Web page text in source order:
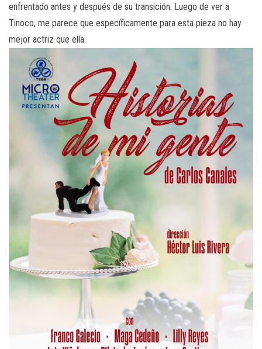
enfrentado antes y después de su transición. Luego de ver a
Tinoco, me parece que específicamente para esta pieza no hay
mejor actriz que ella.